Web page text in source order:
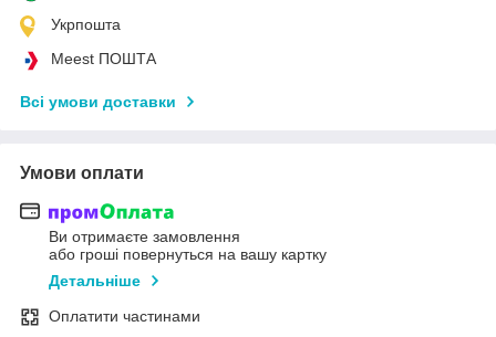
Укрпошта
Meest ПОШТА
Всі умови доставки
Умови оплати
Ви отримаєте замовлення
або гроші повернуться на вашу картку
Детальніше
Оплатити частинами